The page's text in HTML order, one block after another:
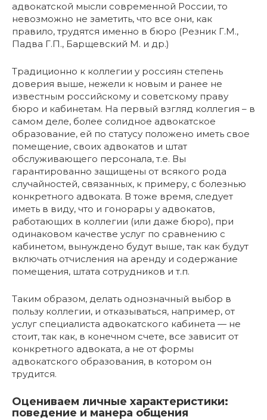
адвокатской мысли современной России, то
невозможно не заметить, что все они, как
правило, трудятся именно в бюро (Резник Г.М.,
Падва Г.П., Барщевский М. и др.)
Традиционно к коллегии у россиян степень
доверия выше, нежели к новым и ранее не
известным российскому и советскому праву
бюро и кабинетам. На первый взгляд коллегия – в
самом деле, более солидное адвокатское
образование, ей по статусу положено иметь свое
помещение, своих адвокатов и штат
обслуживающего персонала, т.е. Вы
гарантированно защищены от всякого рода
случайностей, связанных, к примеру, с болезнью
конкретного адвоката. В тоже время, следует
иметь в виду, что и гонорары у адвокатов,
работающих в коллегии (или даже бюро), при
одинаковом качестве услуг по сравнению с
кабинетом, вынуждено будут выше, так как будут
включать отчисления на аренду и содержание
помещения, штата сотрудников и т.п.
Таким образом, делать однозначный выбор в
пользу коллегии, и отказываться, например, от
услуг специалиста адвокатского кабинета — не
стоит, так как, в конечном счете, все зависит от
конкретного адвоката, а не от формы
адвокатского образования, в котором он
трудится.
Оцениваем личные характеристики:
поведение и манера общения